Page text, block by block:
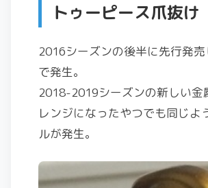
トゥーピース爪抜け
2016シーズンの後半に先行発
で発生。
2018-2019シーズンの新しい金
レンジになったやつでも同じよ
ルが発生。